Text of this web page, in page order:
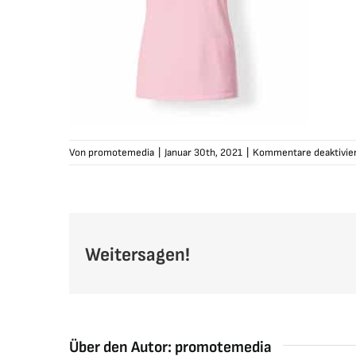
Von promotemedia Januar 30th, 2021 Kommentare
Weitersagen!
Über den Autor: promotemedia